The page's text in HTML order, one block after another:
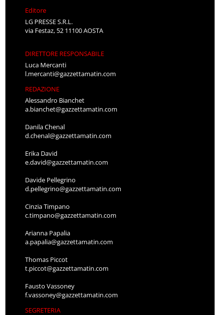
Editore
LG PRESSE S.R.L.
via Festaz, 52 11100 AOSTA
DIRETTORE RESPONSABILE
Luca Mercanti
l.mercanti@gazzettamatin.com
REDAZIONE
Alessandro Bianchet
a.bianchet@gazzettamatin.com
Danila Chenal
d.chenal@gazzettamatin.com
Erika David
e.david@gazzettamatin.com
Davide Pellegrino
d.pellegrino@gazzettamatin.com
Cinzia Timpano
c.timpano@gazzettamatin.com
Arianna Papalia
a.papalia@gazzettamatin.com
Thomas Piccot
t.piccot@gazzettamatin.com
Fausto Vassoney
f.vassoney@gazzettamatin.com
SEGRETERIA